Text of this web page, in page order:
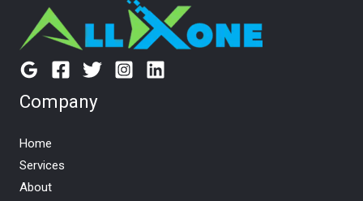
Company
Home
Services
About